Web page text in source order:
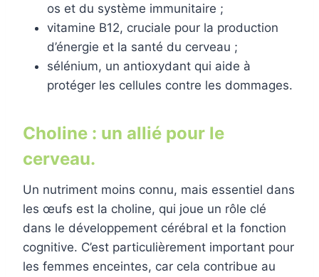
os et du système immunitaire ;
vitamine B12, cruciale pour la production
d’énergie et la santé du cerveau ;
sélénium, un antioxydant qui aide à
protéger les cellules contre les dommages.
Choline : un allié pour le
cerveau.
Un nutriment moins connu, mais essentiel dans
les œufs est la choline, qui joue un rôle clé
dans le développement cérébral et la fonction
cognitive. C’est particulièrement important pour
les femmes enceintes, car cela contribue au